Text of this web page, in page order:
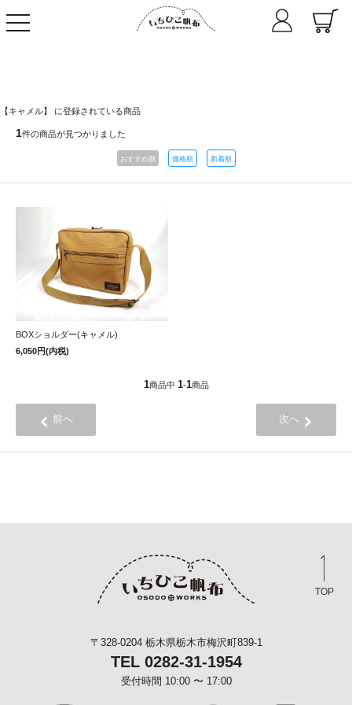
navigation
【キャメル】 に登録されている商品
1件の商品が見つかりました
おすすめ順 価格順 新着順
BOXショルダー(キャメル)
6,050円(内税)
1商品中 1-1商品
前へ 次へ
TOP
〒328-0204 栃木県栃木市梅沢町839-1
TEL 0282-31-1954
受付時間 10:00 〜 17:00